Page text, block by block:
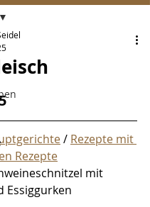
5 Sternen bewertet.
/ Rezepte mit
Rezepte
mit
Essiggurken